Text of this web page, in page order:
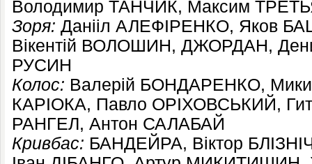
Володимир ТАНЧИК, Максим
Зоря: Данііл АЛЕФІРЕНКО, Яков
Вікентій ВОЛОШИН, ДЖОРДАН,
РУСИН
Колос: Валерій БОНДАРЕНКО,
КАРІОКА, Павло ОРІХОВСЬКИЙ,
РАНГЕЛ, Антон САЛАБАЙ
Кривбас: БАНДЕЙРА, Віктор